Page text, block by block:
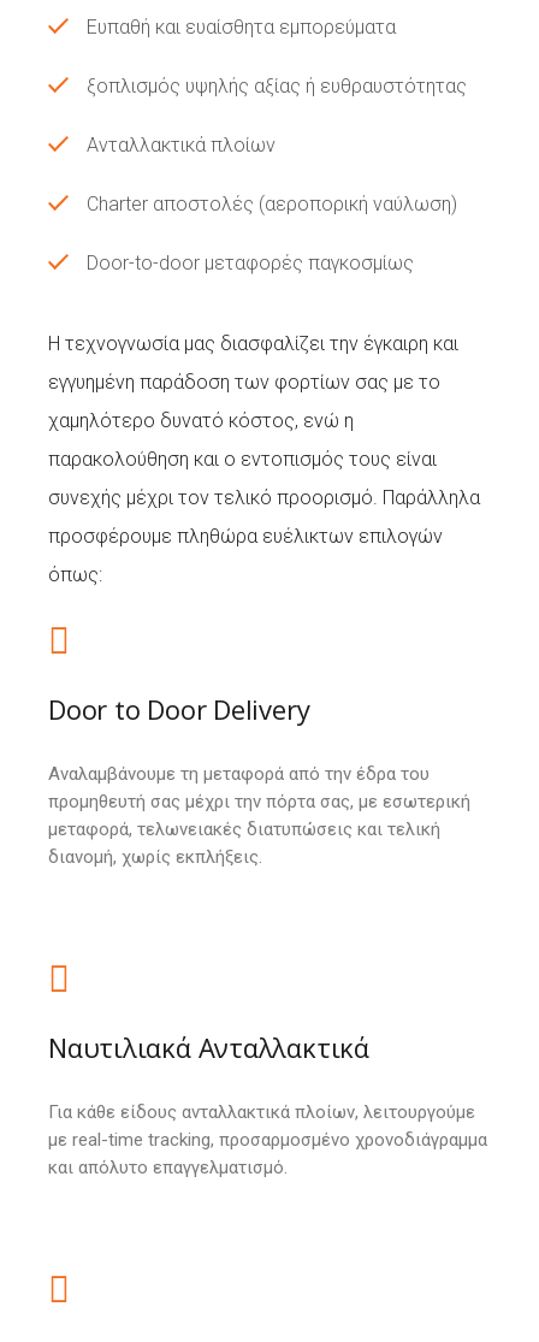
Ευπαθή και ευαίσθητα εμπορεύματα
ξοπλισμός υψηλής αξίας ή ευθραυστότητας
Ανταλλακτικά πλοίων
Charter αποστολές (αεροπορική ναύλωση)
Door-to-door μεταφορές παγκοσμίως
Η τεχνογνωσία μας διασφαλίζει την έγκαιρη και
εγγυημένη παράδοση των φορτίων σας με το
χαμηλότερο δυνατό κόστος, ενώ η
παρακολούθηση και ο εντοπισµός τους είναι
συνεχής µέχρι τον τελικό προορισμό. Παράλληλα
προσφέρουμε πληθώρα ευέλικτων επιλογών
όπως:
Door to Door Delivery
Αναλαμβάνουμε τη μεταφορά από την έδρα του
προμηθευτή σας μέχρι την πόρτα σας, με εσωτερική
μεταφορά, τελωνειακές διατυπώσεις και τελική
διανομή, χωρίς εκπλήξεις.
Ναυτιλιακά Ανταλλακτικά
Για κάθε είδους ανταλλακτικά πλοίων, λειτουργούμε
με real-time tracking, προσαρμοσμένο χρονοδιάγραμμα
και απόλυτο επαγγελματισμό.